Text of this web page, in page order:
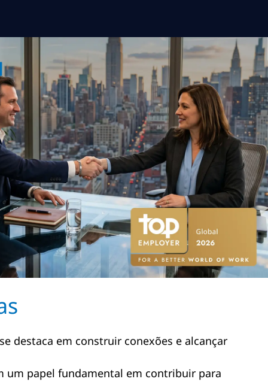
destaca em construir conexões e alcançar
um papel fundamental em contribuir para